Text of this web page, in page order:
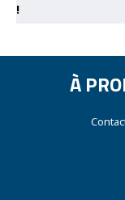
!
À